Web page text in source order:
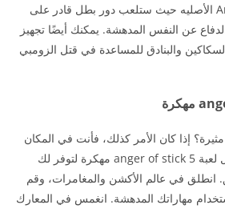
ذلك في لعبة Anger of Stick الأصليه حيث ستلعب دور بطل قادر على
عن النفس المدهشة. يمكنك أيضًا تجهيز
والبنادق للمساعدة في قتل الزومبي
إذا كان الأمر كذلك، فأنت في المكان
المناسب! لقد جاء إليك تنزيل لعبة anger of stick 5 مهكرة لتوفر لك
انطلق في عالم الأكشن والمغامرات، وقم
مهاراتك المدهشة. انغمس في المعارك